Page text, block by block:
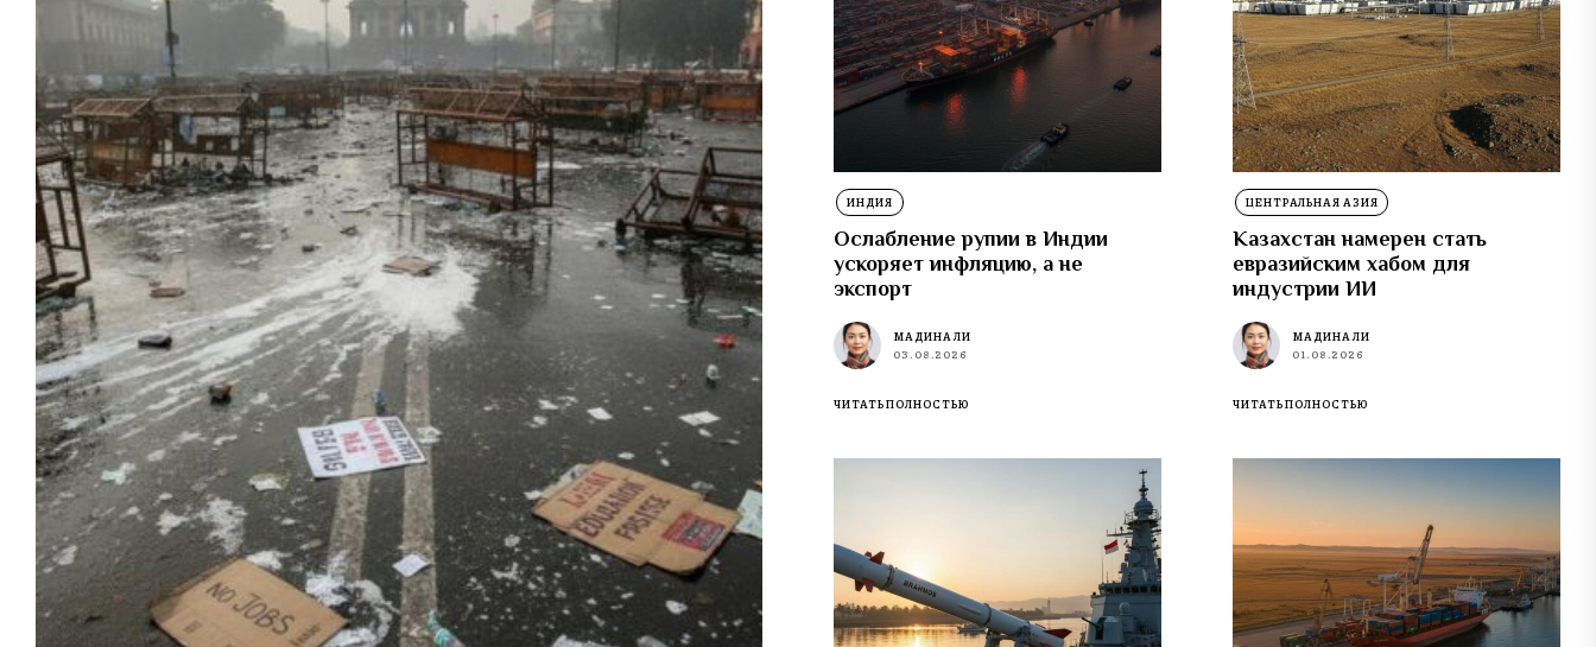
ИНДИЯ
Ослабление рупии в Индии
ускоряет инфляцию, а не
экспорт
МАДИНА ЛИ
03.08.2026
ЧИТАТЬ ПОЛНОСТЬЮ
ЦЕНТРАЛЬНАЯ АЗИЯ
Казахстан намерен стать
евразийским хабом для
индустрии ИИ
МАДИНА ЛИ
01.08.2026
ЧИТАТЬ ПОЛНОСТЬЮ